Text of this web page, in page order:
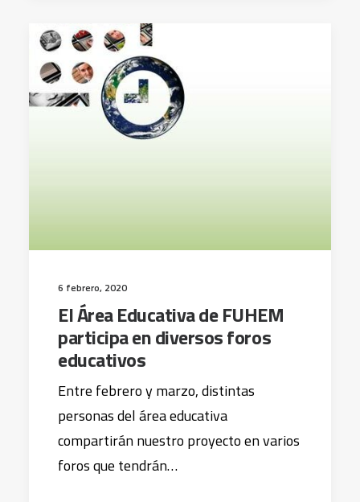
6 febrero, 2020
El Área Educativa de FUHEM
participa en diversos foros
educativos
Entre febrero y marzo, distintas
personas del área educativa
compartirán nuestro proyecto en varios
foros que tendrán…